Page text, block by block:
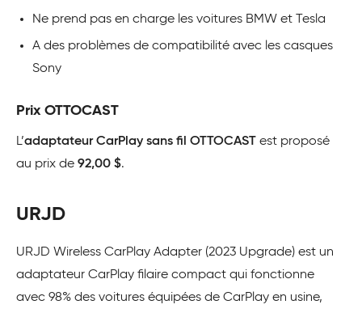
Ne prend pas en charge les voitures BMW et Tesla
A des problèmes de compatibilité avec les casques
Sony
Prix OTTOCAST
L’adaptateur CarPlay sans fil OTTOCAST est proposé
au prix de 92,00 $.
URJD
URJD Wireless CarPlay Adapter (2023 Upgrade) est un
adaptateur CarPlay filaire compact qui fonctionne
avec 98% des voitures équipées de CarPlay en usine,